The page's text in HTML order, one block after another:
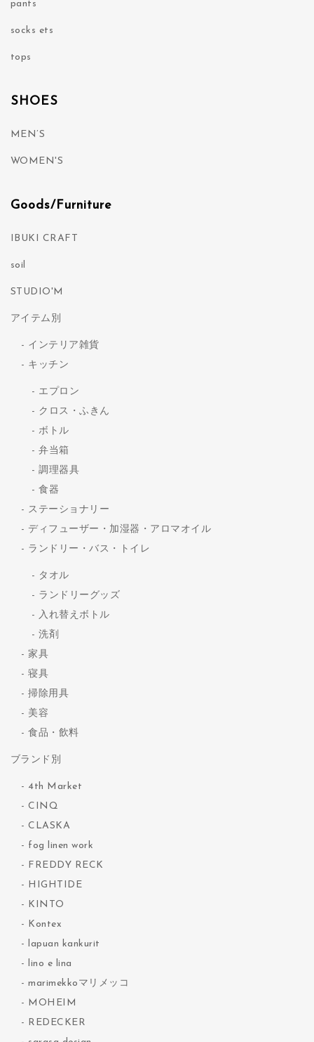
pants
socks ets
tops
SHOES
MEN’S
WOMEN'S
Goods/Furniture
IBUKI CRAFT
soil
STUDIO'M
アイテム別
インテリア雑貨
キッチン
エプロン
クロス・ふきん
ボトル
弁当箱
調理器具
食器
ステーショナリー
ディフューザー・加湿器・アロマオイル
ランドリー・バス・トイレ
タオル
ランドリーグッズ
入れ替えボトル
洗剤
家具
寝具
掃除用具
美容
食品・飲料
ブランド別
4th Market
CINQ
CLASKA
fog linen work
FREDDY RECK
HIGHTIDE
KINTO
Kontex
lapuan kankurit
lino e lina
marimekkoマリメッコ
MOHEIM
REDECKER